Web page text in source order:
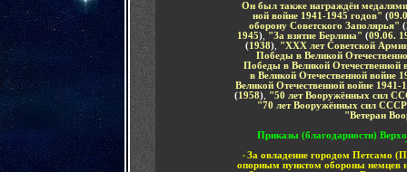
Он был также награждён медалями
ной войне 1941-1945 годов" (
оборону Советского Заполярья" (
1945) "За взятие Берлина" (09.06.
(1938) "ХХХ лет Советской
Победы в Великой
Победы в Великой Отечественной
в Великой Отечественной войне
Великой Отечественной войне
(1958) "50 лет Вооружённых сил
"70 лет Вооружённых сил
"Ветеран
Приказы (благодарности)
• За овладение городом Петсамо
опорным пунктом обороны немцев